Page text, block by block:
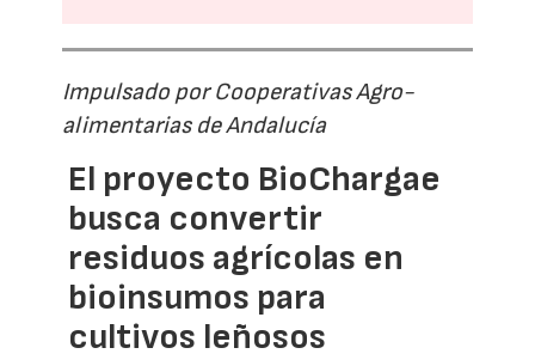
Impulsado por Cooperativas Agro-
alimentarias de Andalucía
El proyecto BioChargae
busca convertir
residuos agrícolas en
bioinsumos para
cultivos leñosos